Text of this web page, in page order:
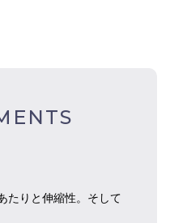
たりと伸縮性。そして